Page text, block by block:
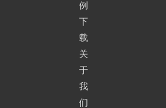
移动式翼轮扒谷机
例
下
载
关
于
我
们